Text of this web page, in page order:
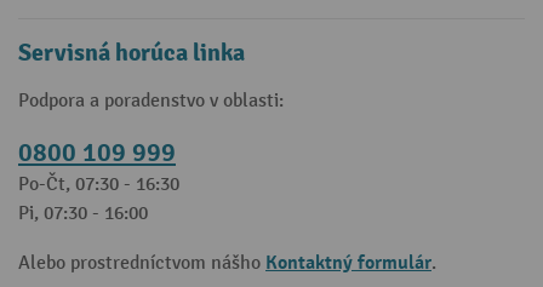
Servisná horúca linka
Podpora a poradenstvo v oblasti:
0800 109 999
Po-Čt, 07:30 - 16:30
Pi, 07:30 - 16:00
Alebo prostredníctvom nášho Kontaktný formulár.